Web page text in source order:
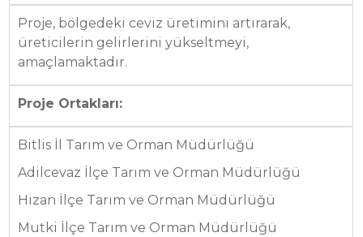
Proje, bölgedeki ceviz üretimini artırarak,
üreticilerin gelirlerini yükseltmeyi,
amaçlamaktadır.
Proje Ortakları:
Bitlis İl Tarım ve Orman Müdürlüğü
Adilcevaz İlçe Tarım ve Orman Müdürlüğü
Hizan İlçe Tarım ve Orman Müdürlüğü
Mutki İlçe Tarım ve Orman Müdürlüğü